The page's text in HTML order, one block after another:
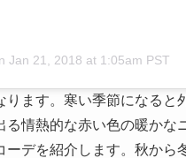
Jan 21, 2018 at 1:05am PST
ます。寒い季節になると
情熱的な赤い色の暖かな
デを紹介します。秋から